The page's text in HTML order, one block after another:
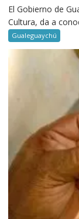
El Gobierno de
Cultura, da a
Gualeguaychú